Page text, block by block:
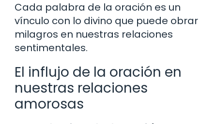
Cada palabra de la oración es un
vínculo con lo divino que puede obrar
milagros en nuestras relaciones
sentimentales.
El influjo de la oración en
nuestras relaciones
amorosas